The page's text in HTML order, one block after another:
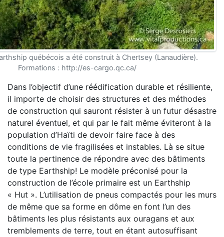
québécois a été construit à Chertsey (Lanaudière).
Formations : http://es-cargo.qc.ca/
Dans l’objectif d’une réédification durable et résiliente,
il importe de choisir des structures et des méthodes
de construction qui sauront résister à un futur désastre
naturel éventuel, et qui par le fait même éviteront à la
population d’Haïti de devoir faire face à des
conditions de vie fragilisées et instables. Là se situe
toute la pertinence de répondre avec des bâtiments
de type Earthship! Le modèle préconisé pour la
construction de l’école primaire est un Earthship
« Hut ». L’utilisation de pneus compactés pour les murs
de même que sa forme en dôme en font l’un des
bâtiments les plus résistants aux ouragans et aux
tremblements de terre, tout en étant autosuffisant